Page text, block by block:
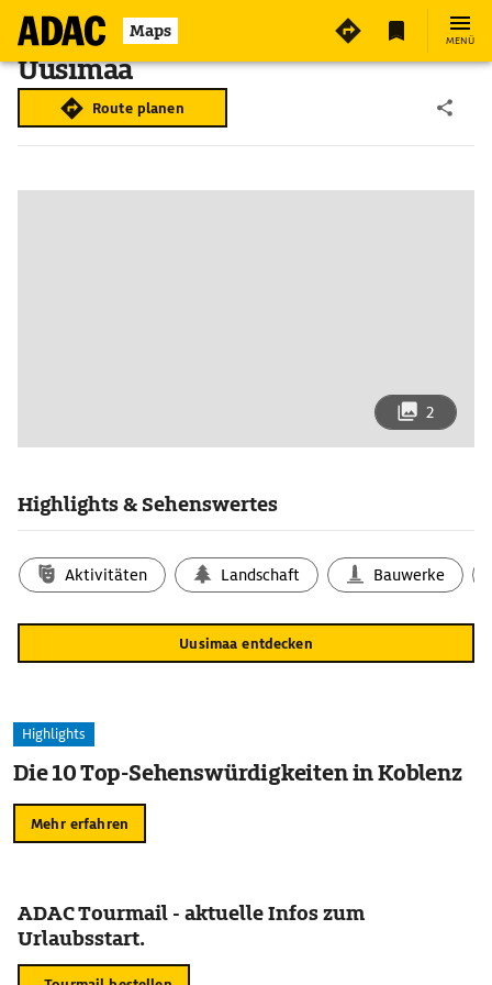
Maps MENÜ
Uusimaa
Route planen
2
Highlights & Sehenswertes
Aktivitäten Landschaft Bauwerke
Uusimaa entdecken
Highlights
Die 10 Top-Sehenswürdigkeiten in Koblenz
Mehr erfahren
ADAC Tourmail - aktuelle Infos zum
Urlaubsstart.